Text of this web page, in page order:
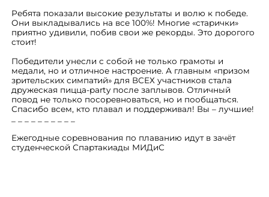
Ребята показали высокие результаты и волю к победе.
Они выкладывались на все 100%! Многие «старички»
приятно удивили, побив свои же рекорды. Это дорогого
стоит!
Победители унесли с собой не только грамоты и
медали, но и отличное настроение. А главным «призом
зрительских симпатий» для ВСЕХ участников стала
дружеская пицца-party после заплывов. Отличный
повод не только посоревноваться, но и пообщаться.
Спасибо всем, кто плавал и поддерживал! Вы – лучшие!
Ежегодные соревнования по плаванию идут в зачёт
студенческой Спартакиады МИДиС